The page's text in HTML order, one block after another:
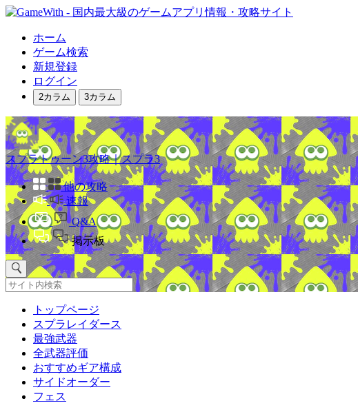
ホーム
ゲーム検索
新規登録
ログイン
2カラム 3カラム
スプラトゥーン3攻略｜スプラ3
他の攻略
速報
Q&A
掲示板
トップページ
スプラレイダース
最強武器
全武器評価
おすすめギア構成
サイドオーダー
フェス